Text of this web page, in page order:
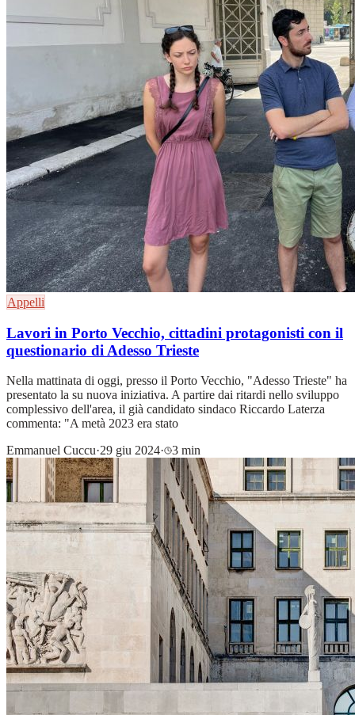
Appelli
Lavori in Porto Vecchio, cittadini protagonisti con il
questionario di Adesso Trieste
Nella mattinata di oggi, presso il Porto Vecchio, "Adesso Trieste" ha
presentato la su nuova iniziativa. A partire dai ritardi nello sviluppo
complessivo dell'area, il già candidato sindaco Riccardo Laterza
commenta: "A metà 2023 era stato
Emmanuel Cuccu·29 giu 2024· 3 min